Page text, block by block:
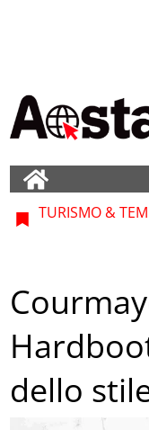
TURISMO &
dello